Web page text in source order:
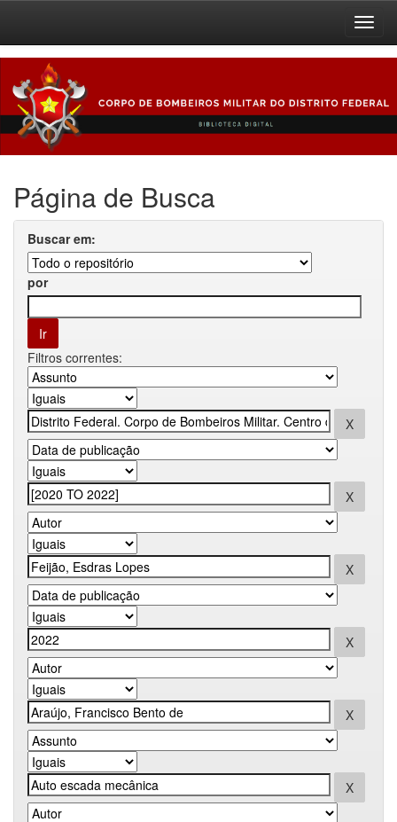
navigation
Página de Busca
Buscar em:
por
Filtros correntes: